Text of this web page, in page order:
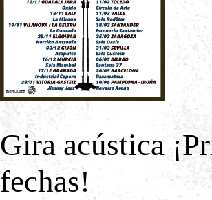
Gira acústica
fechas!